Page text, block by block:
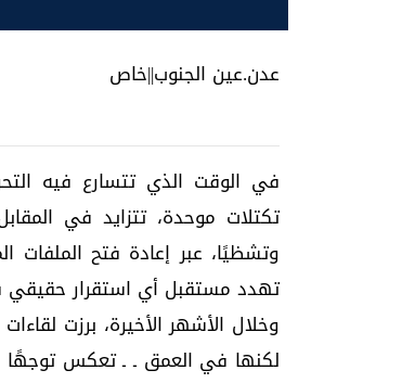
عدن.عين الجنوب||خاص
في الوقت الذي تتسارع فيه
تكتلات موحدة، تتزايد في
وتشظيًا، عبر إعادة فتح الملفات
تهدد مستقبل أي استقرار
وخلال الأشهر الأخيرة، برزت
لكنها في العمق ـ ـ تعكس توجهًا